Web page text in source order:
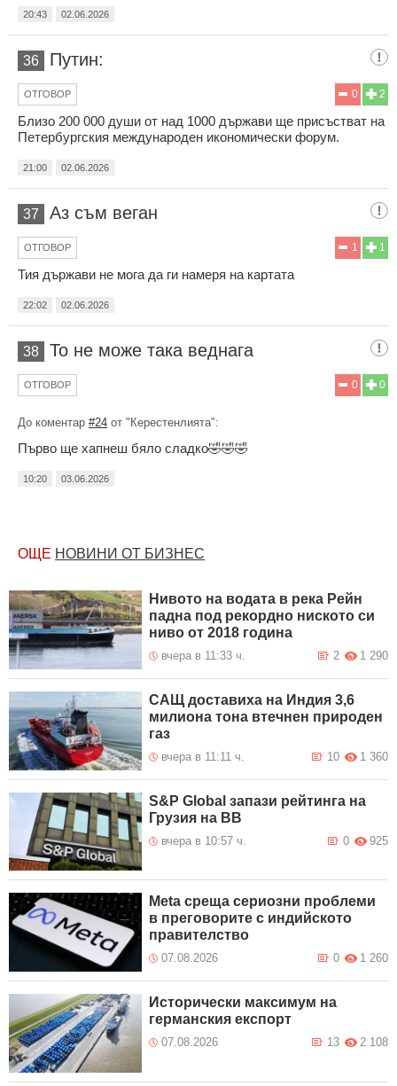
20:43 02.06.2026
36 Путин:
2
0
ОТГОВОР
Близо 200 000 души от над 1000 държави ще присъстват на
Петербургския международен икономически форум.
21:00 02.06.2026
37 Аз съм веган
1
1
ОТГОВОР
Тия държави не мога да ги намеря на картата
22:02 02.06.2026
38 То не може така веднага
0
0
ОТГОВОР
До коментар #24 от "Керестенлията":
Първо ще хапнеш бяло сладко🤣🤣🤣
10:20 03.06.2026
ОЩЕ НОВИНИ ОТ БИЗНЕС
Нивото на водата в река Рейн
падна под рекордно ниското си
ниво от 2018 година
вчера в 11:33 ч. 1 290
2
САЩ доставиха на Индия 3,6
милиона тона втечнен природен
газ
вчера в 11:11 ч. 1 360
10
S&P Global запази рейтинга на
Грузия на BB
вчера в 10:57 ч. 925
0
Meta среща сериозни проблеми
в преговорите с индийското
правителство
07.08.2026 1 260
0
Исторически максимум на
германския експорт
07.08.2026 2 108
13